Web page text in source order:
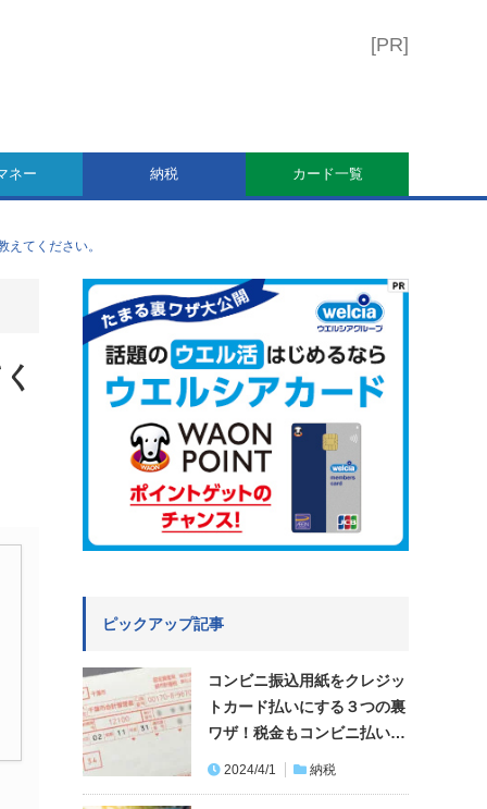
ネー 納税 カード一覧
てください。
ピックアップ記事
コンビニ振込用紙をクレジッ
トカード払いにする３つの裏
ワザ！税金もコンビニ払い…
2024/4/1 納税